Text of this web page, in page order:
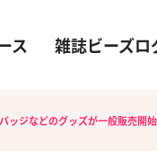
ス 雑誌ビーズロ
ッジなどのグッズが一般販売開始